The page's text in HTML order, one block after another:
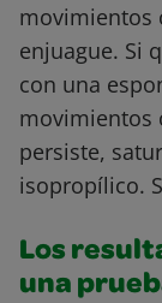
movimientos
enjuague. Si
con una
movimientos
persiste,
isopropílico.
Los
una